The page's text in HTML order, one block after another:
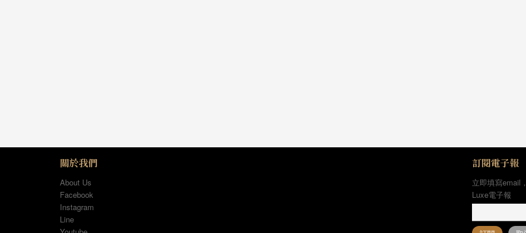
關於我們
About Us
Facebook
Instagram
Line
訂閱電子報
立即填寫email
Luxe電子報